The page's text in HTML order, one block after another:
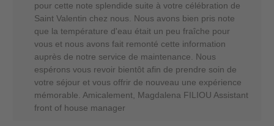
pour cette note splendide suite à votre célébration de
Saint Valentin chez nous. Nous avons bien pris note
que la température d'eau était un peu fraîche pour
vous et nous avons fait remonté cette information
auprès de notre service de maintenance. Nous
espérons vous revoir bientôt afin de prendre soin de
votre séjour et vous offrir de nouveau une expérience
mémorable. Amicalement, Magdalena FILIOU Assistant
front of house manager